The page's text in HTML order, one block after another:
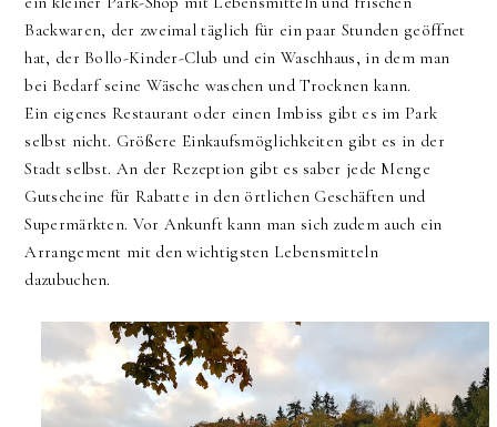
Backwaren, der zweimal täglich für ein paar Stunden geöffnet
hat, der Bollo-Kinder-Club und ein Waschhaus, in dem man
bei Bedarf seine Wäsche waschen und Trocknen kann.
Ein eigenes Restaurant oder einen Imbiss gibt es im Park
selbst nicht. Größere Einkaufsmöglichkeiten gibt es in der
Stadt selbst. An der Rezeption gibt es saber jede Menge
Gutscheine für Rabatte in den örtlichen Geschäften und
Supermärkten. Vor Ankunft kann man sich zudem auch ein
Arrangement mit den wichtigsten Lebensmitteln
dazubuchen.